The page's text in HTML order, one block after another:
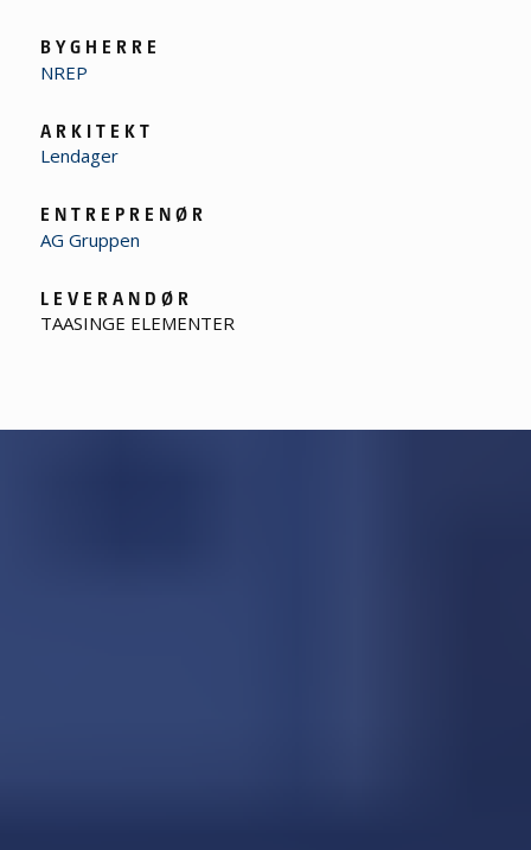
B Y G H E R R E
NREP
A R K I T E K T
Lendager
E N T R E P R E N Ø R
AG Gruppen
L E V E R A N D Ø R
TAASINGE ELEMENTER